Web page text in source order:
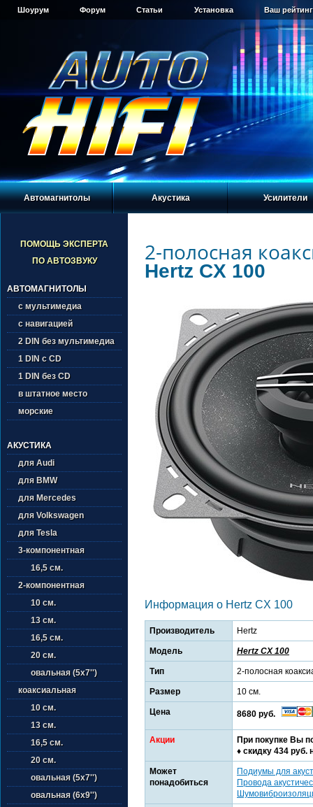
Шоурум Форум Статьи Установка Ваш
Автомагнитолы Акустика Усилители
ПОМОЩЬ ЭКСПЕРТА
ПО АВТОЗВУКУ
АВТОМАГНИТОЛЫ
с мультимедиа
с навигацией
2 DIN без мультимедиа
1 DIN с CD
1 DIN без CD
в штатное место
морские
АКУСТИКА
для Audi
для BMW
для Mercedes
для Volkswagen
для Tesla
3-компонентная
16,5 см.
2-компонентная
10 см.
13 см.
16,5 см.
20 см.
овальная (5х7'')
коаксиальная
10 см.
13 см.
16,5 см.
20 см.
овальная (5х7'')
овальная (6х9'')
2-полосная
Hertz CX 100
Информация о Hertz CX 100
Производитель Hertz
Модель Hertz CX 100
Тип 2-полосная
Размер 10 см.
Цена 8680 руб.
Акции
При покупке Вы
♦ cкидку 434 руб.
Может
понадобиться
Подиумы для
Провода